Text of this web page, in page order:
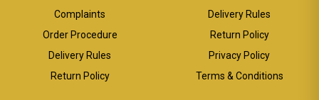
Complaints
Order Procedure
Delivery Rules
Return Policy
Delivery Rules
Return Policy
Privacy Policy
Terms & Conditions